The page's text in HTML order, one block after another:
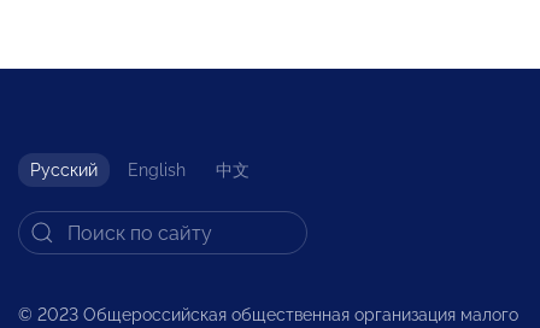
Русский English 中文
© 2023 Общероссийская общественная организация малого